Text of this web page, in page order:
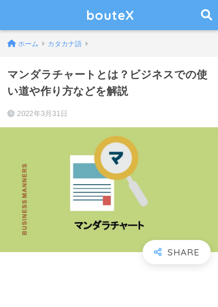
bouteX
ホーム カタカナ語
マンダラチャートとは？ビジネスでの使
い道や作り方などを解説
2022年3月31日